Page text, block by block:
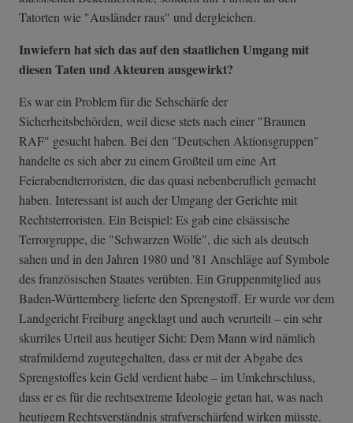
Tatorten wie "Ausländer raus" und dergleichen.
Inwiefern hat sich das auf den staatlichen Umgang mit
diesen Taten und Akteuren ausgewirkt?
Es war ein Problem für die Sehschärfe der
Sicherheitsbehörden, weil diese stets nach einer "Braunen
RAF" gesucht haben. Bei den "Deutschen Aktionsgruppen"
handelte es sich aber zu einem Großteil um eine Art
Feierabendterroristen, die das quasi nebenberuflich gemacht
haben. Interessant ist auch der Umgang der Gerichte mit
Rechtsterroristen. Ein Beispiel: Es gab eine elsässische
Terrorgruppe, die "Schwarzen Wölfe", die sich als deutsch
sahen und in den Jahren 1980 und '81 Anschläge auf Symbole
des französischen Staates verübten. Ein Gruppenmitglied aus
Baden-Württemberg lieferte den Sprengstoff. Er wurde vor dem
Landgericht Freiburg angeklagt und auch verurteilt – ein sehr
skurriles Urteil aus heutiger Sicht: Dem Mann wird nämlich
strafmildernd zugutegehalten, dass er mit der Abgabe des
Sprengstoffes kein Geld verdient habe – im Umkehrschluss,
dass er es für die rechtsextreme Ideologie getan hat, was nach
heutigem Rechtsverständnis strafverschärfend wirken müsste.